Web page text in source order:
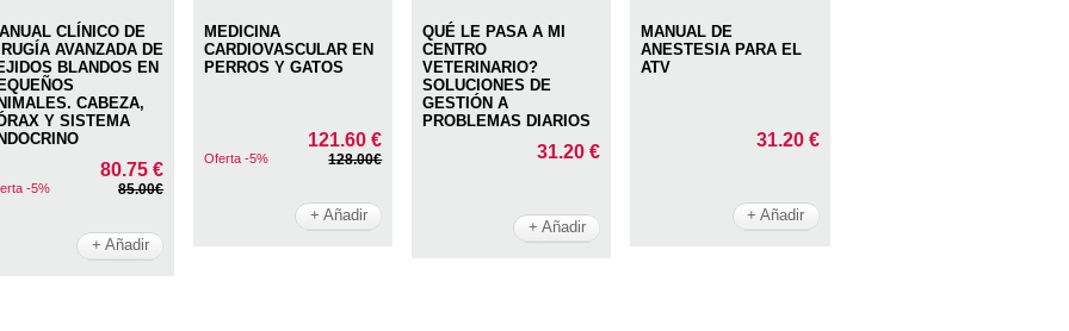
CLÍNICO DE
AVANZADA DE
BLANDOS EN
CABEZA,
Y SISTEMA
80.75 €
-5% 85.00€
+ Añadir
MEDICINA
CARDIOVASCULAR EN
PERROS Y GATOS
121.60 €
Oferta -5% 128.00€
+ Añadir
QUÉ LE PASA A MI
CENTRO
VETERINARIO?
SOLUCIONES DE
GESTIÓN A
PROBLEMAS DIARIOS
31.20 €
+ Añadir
MANUAL DE
ANESTESIA PARA EL
ATV
31.20 €
+ Añadir